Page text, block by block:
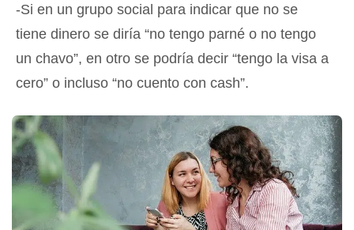
-Si en un grupo social para indicar que no se
tiene dinero se diría “no tengo parné o no tengo
un chavo”, en otro se podría decir “tengo la visa a
cero” o incluso “no cuento con cash”.